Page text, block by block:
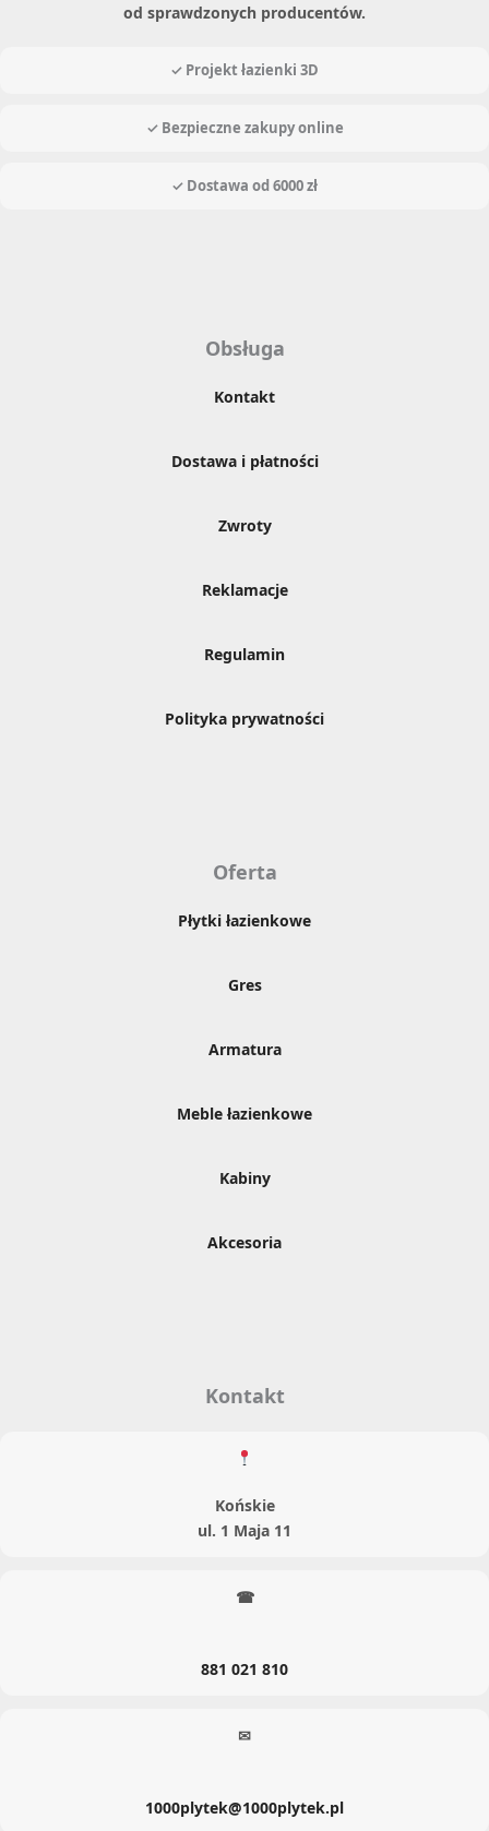
od sprawdzonych producentów.
✓ Projekt łazienki 3D
✓ Bezpieczne zakupy online
✓ Dostawa od 6000 zł
Obsługa
Kontakt
Dostawa i płatności
Zwroty
Reklamacje
Regulamin
Polityka prywatności
Oferta
Płytki łazienkowe
Gres
Armatura
Meble łazienkowe
Kabiny
Akcesoria
Kontakt
Końskie
ul. 1 Maja 11
☎
881 021 810
✉
1000plytek@1000plytek.pl